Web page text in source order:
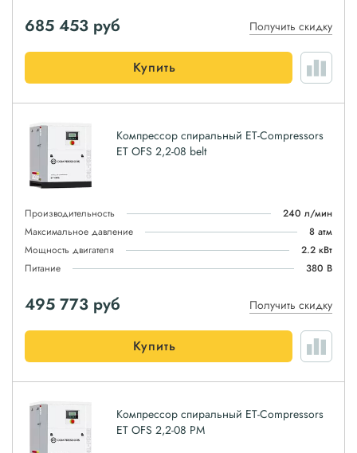
685 453 руб Получить скидку
Купить
Компрессор спиральный ET-Compressors
ET OFS 2,2-08 belt
Производительность
240 л/мин
Максимальное давление
8 атм
Мощность двигателя
2.2 кВт
Питание
380 В
495 773 руб Получить скидку
Купить
Компрессор спиральный ET-Compressors
ET OFS 2,2-08 PM